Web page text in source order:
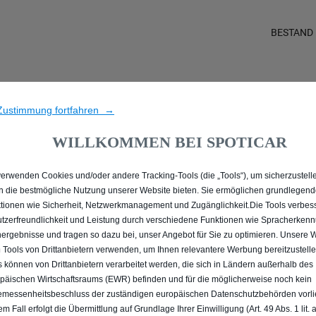
BESTAND
PEUGEOT 2008
GLADBECK
fortfahren →
WILLKOMMEN BEI SPOTICAR
Cookies und/oder andere Tracking-Tools (die „Tools“), um
die bestmögliche Nutzung unserer Website bieten. Sie ermöglichen
wie Sicherheit, Netzwerkmanagement und Zugänglichkeit.Die Tools
und Leistung durch verschiedene Funktionen wie
und tragen so dazu bei, unser Angebot für Sie zu optimieren. Unsere
Tools von Drittanbietern verwenden, um Ihnen relevantere Werbung
können von Drittanbietern verarbeitet werden, die sich in Ländern außerhalb des
Wirtschaftsraums (EWR) befinden und für die möglicherweise noch kein
der zuständigen europäischen Datenschutzbehörden
Fall erfolgt die Übermittlung auf Grundlage Ihrer Einwilligung (Art. 49 Abs. 1 lit.